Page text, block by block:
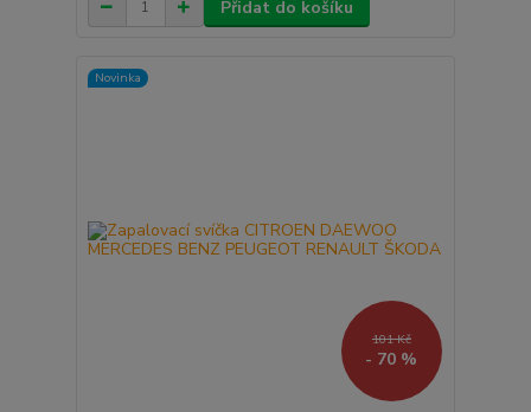
Přidat do košíku
Novinka
101 Kč
- 70 %